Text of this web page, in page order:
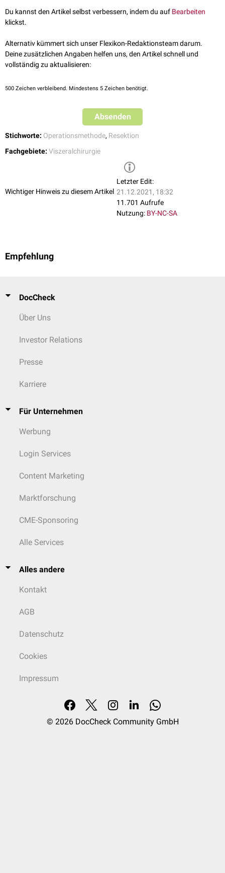
Low-grade muzinöse Neoplasie der Appendix
("Appendixmukozele
54761-4
Schwienbacher S, Glatzle J, Küper M, et al. Laparoskopische
2011;49(08):s-0031-1285500.
Du kannst den Artikel selbst verbessern, indem du auf Bearbeiten
klickst.
Alternativ kümmert sich unser Flexikon-Redaktionsteam darum.
Deine zusätzlichen Angaben helfen uns, den Artikel schnell und
vollständig zu aktualisieren:
500 Zeichen verbleibend. Mindestens 5 Zeichen benötigt.
Absenden
Stichworte: Operationsmethode, Resektion
Fachgebiete: Viszeralchirurgie
Wichtiger Hinweis zu diesem Artikel
Letzter Edit:
21.12.2021, 18:32
11.701 Aufrufe
Nutzung: BY-NC-SA
Empfehlung
DocCheck
Über Uns
Investor Relations
Presse
Karriere
Für Unternehmen
Werbung
Login Services
Content Marketing
Marktforschung
CME-Sponsoring
Alle Services
Alles andere
Kontakt
AGB
Datenschutz
Cookies
Impressum
© 2026 DocCheck Community GmbH